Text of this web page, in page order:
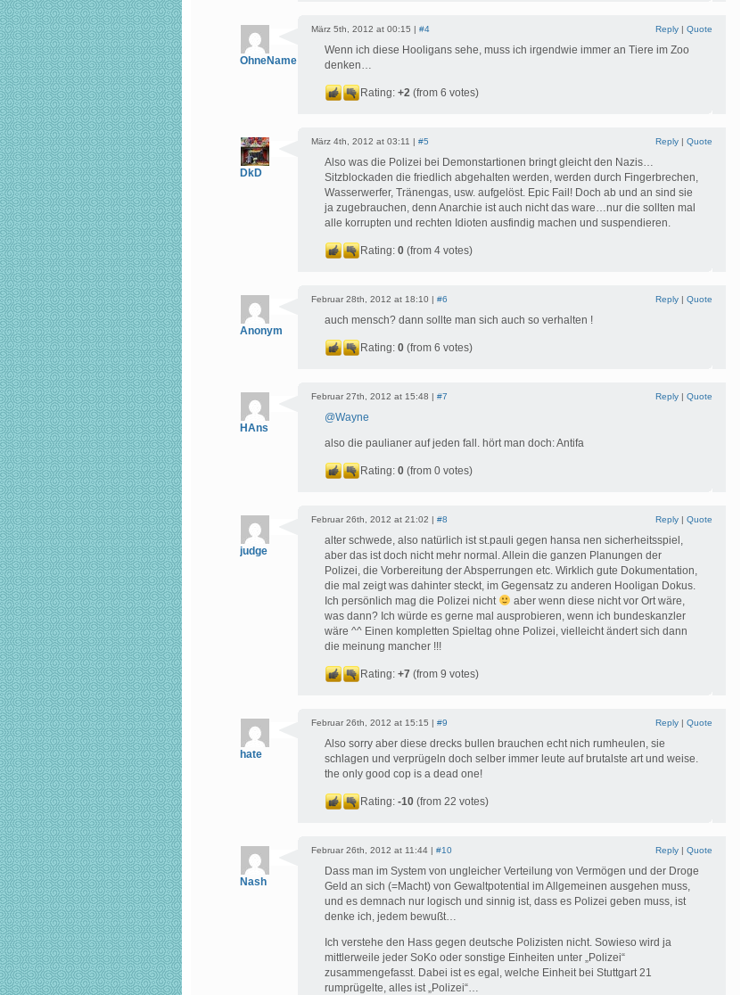
OhneName
März 5th, 2012 at 00:15 | #4 Reply | Quote
Wenn ich diese Hooligans sehe, muss ich irgendwie immer an Tiere im Zoo
denken…
Rating: +2 (from 6 votes)
DkD
März 4th, 2012 at 03:11 | #5 Reply | Quote
Also was die Polizei bei Demonstartionen bringt gleicht den Nazis…
Sitzblockaden die friedlich abgehalten werden, werden durch Fingerbrechen,
Wasserwerfer, Tränengas, usw. aufgelöst. Epic Fail! Doch ab und an sind sie
ja zugebrauchen, denn Anarchie ist auch nicht das ware…nur die sollten mal
alle korrupten und rechten Idioten ausfindig machen und suspendieren.
Rating: 0 (from 4 votes)
Anonym
Februar 28th, 2012 at 18:10 | #6 Reply | Quote
auch mensch? dann sollte man sich auch so verhalten !
Rating: 0 (from 6 votes)
HAns
Februar 27th, 2012 at 15:48 | #7 Reply | Quote
@Wayne
also die paulianer auf jeden fall. hört man doch: Antifa
Rating: 0 (from 0 votes)
judge
Februar 26th, 2012 at 21:02 | #8 Reply | Quote
alter schwede, also natürlich ist st.pauli gegen hansa nen sicherheitsspiel,
aber das ist doch nicht mehr normal. Allein die ganzen Planungen der
Polizei, die Vorbereitung der Absperrungen etc. Wirklich gute Dokumentation,
die mal zeigt was dahinter steckt, im Gegensatz zu anderen Hooligan Dokus.
Ich persönlich mag die Polizei nicht
aber wenn diese nicht vor Ort wäre,
was dann? Ich würde es gerne mal ausprobieren, wenn ich bundeskanzler
wäre ^^ Einen kompletten Spieltag ohne Polizei, vielleicht ändert sich dann
die meinung mancher !!!
Rating: +7 (from 9 votes)
hate
Februar 26th, 2012 at 15:15 | #9 Reply | Quote
Also sorry aber diese drecks bullen brauchen echt nich rumheulen, sie
schlagen und verprügeln doch selber immer leute auf brutalste art und weise.
the only good cop is a dead one!
Rating: -10 (from 22 votes)
Nash
Februar 26th, 2012 at 11:44 | #10 Reply | Quote
Dass man im System von ungleicher Verteilung von Vermögen und der Droge
Geld an sich (=Macht) von Gewaltpotential im Allgemeinen ausgehen muss,
und es demnach nur logisch und sinnig ist, dass es Polizei geben muss, ist
denke ich, jedem bewußt…
Ich verstehe den Hass gegen deutsche Polizisten nicht. Sowieso wird ja
mittlerweile jeder SoKo oder sonstige Einheiten unter „Polizei“
zusammengefasst. Dabei ist es egal, welche Einheit bei Stuttgart 21
rumprügelte, alles ist „Polizei“…